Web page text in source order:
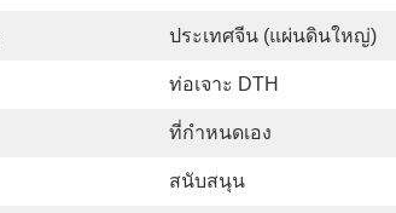
ประเทศจีน (แผ่นดินใหญ่)
ท่อเจาะ DTH
ที่กำหนดเอง
สนับสนุน